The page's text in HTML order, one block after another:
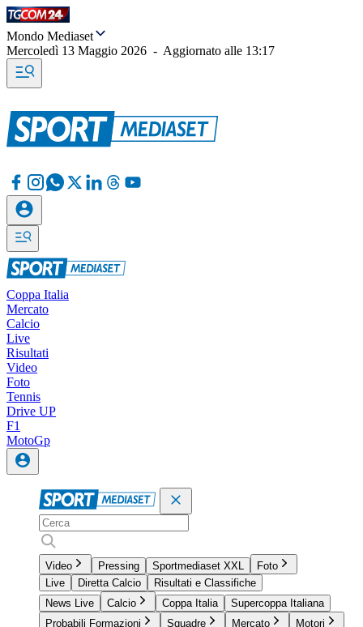
Mondo Mediaset
Mercoledì 13 Maggio 2026 - Aggiornato alle 13:17
Coppa Italia
Mercato
Calcio
Live
Risultati
Video
Foto
Tennis
Drive UP
F1
MotoGp
Video Pressing Sportmediaset XXL
Foto
Live
Diretta Calcio
Risultati e Classifiche
News Live
Calcio Coppa Italia
Supercoppa Italiana
Probabili Formazioni
Squadre Mercato
Motori